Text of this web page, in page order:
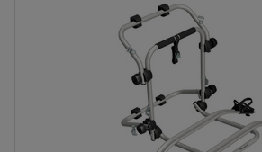
Maximální hmotnost jízdního kola:
Nosnost nosiče jízdních kol:
45 kg
kompatibilní s elektrokoly
hliníková konstrukce